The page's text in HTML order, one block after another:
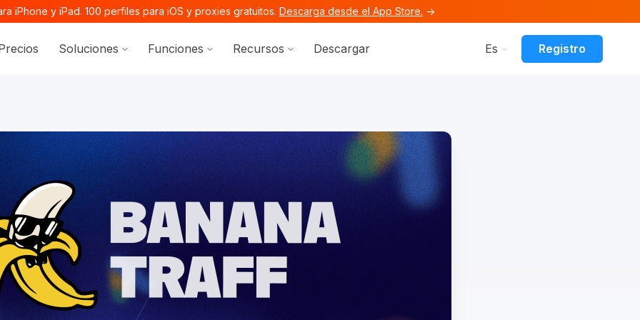
iPhone y iPad. 100 perfiles para iOS y proxies gratuitos. Descarga desde el App Store. →
Soluciones Show submenu for Soluciones
Funciones Show submenu for Funciones
Recursos Show submenu for Recursos
Descargar Es Registro